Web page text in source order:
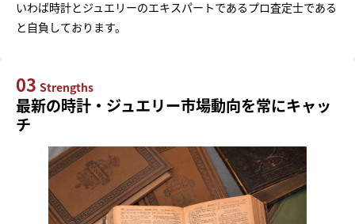
いわば時計とジュエリーのエキスパートであるプロ査定士である
と自負しております。
03 Strengths
最新の時計・ジュエリー市場動向を常にキャッ
チ